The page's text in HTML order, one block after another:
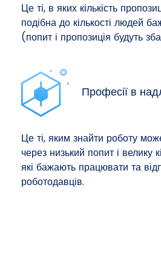
Це ті, в яких кількість
подібна до кількості людей
(попит і пропозиція будуть
Професії в
Це ті, яким знайти роботу
через низький попит і велику
які бажають працювати та
роботодавців.